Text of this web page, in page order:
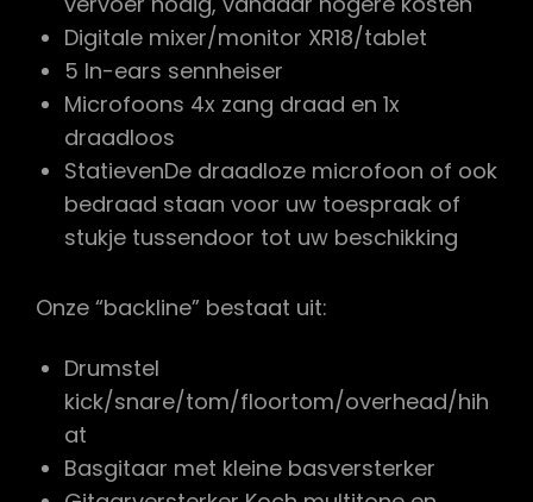
Digitale mixer/monitor XR18/tablet
5 In-ears sennheiser
Microfoons 4x zang draad en 1x
draadloos
StatievenDe draadloze microfoon of ook
bedraad staan voor uw toespraak of
stukje tussendoor tot uw beschikking
Onze “backline” bestaat uit:
Drumstel
kick/snare/tom/floortom/overhead/hih
at
Basgitaar met kleine basversterker